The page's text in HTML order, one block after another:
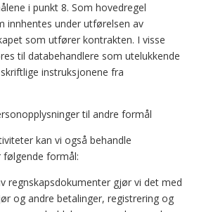
i punkt 8. Som hovedregel
innhentes under utførelsen av
som utfører kontrakten. I visse
til databehandlere som utelukkende
instruksjonene fra
til andre formål
kan vi også behandle
formål:
regnskapsdokumenter gjør vi det med
og andre betalinger, registrering og